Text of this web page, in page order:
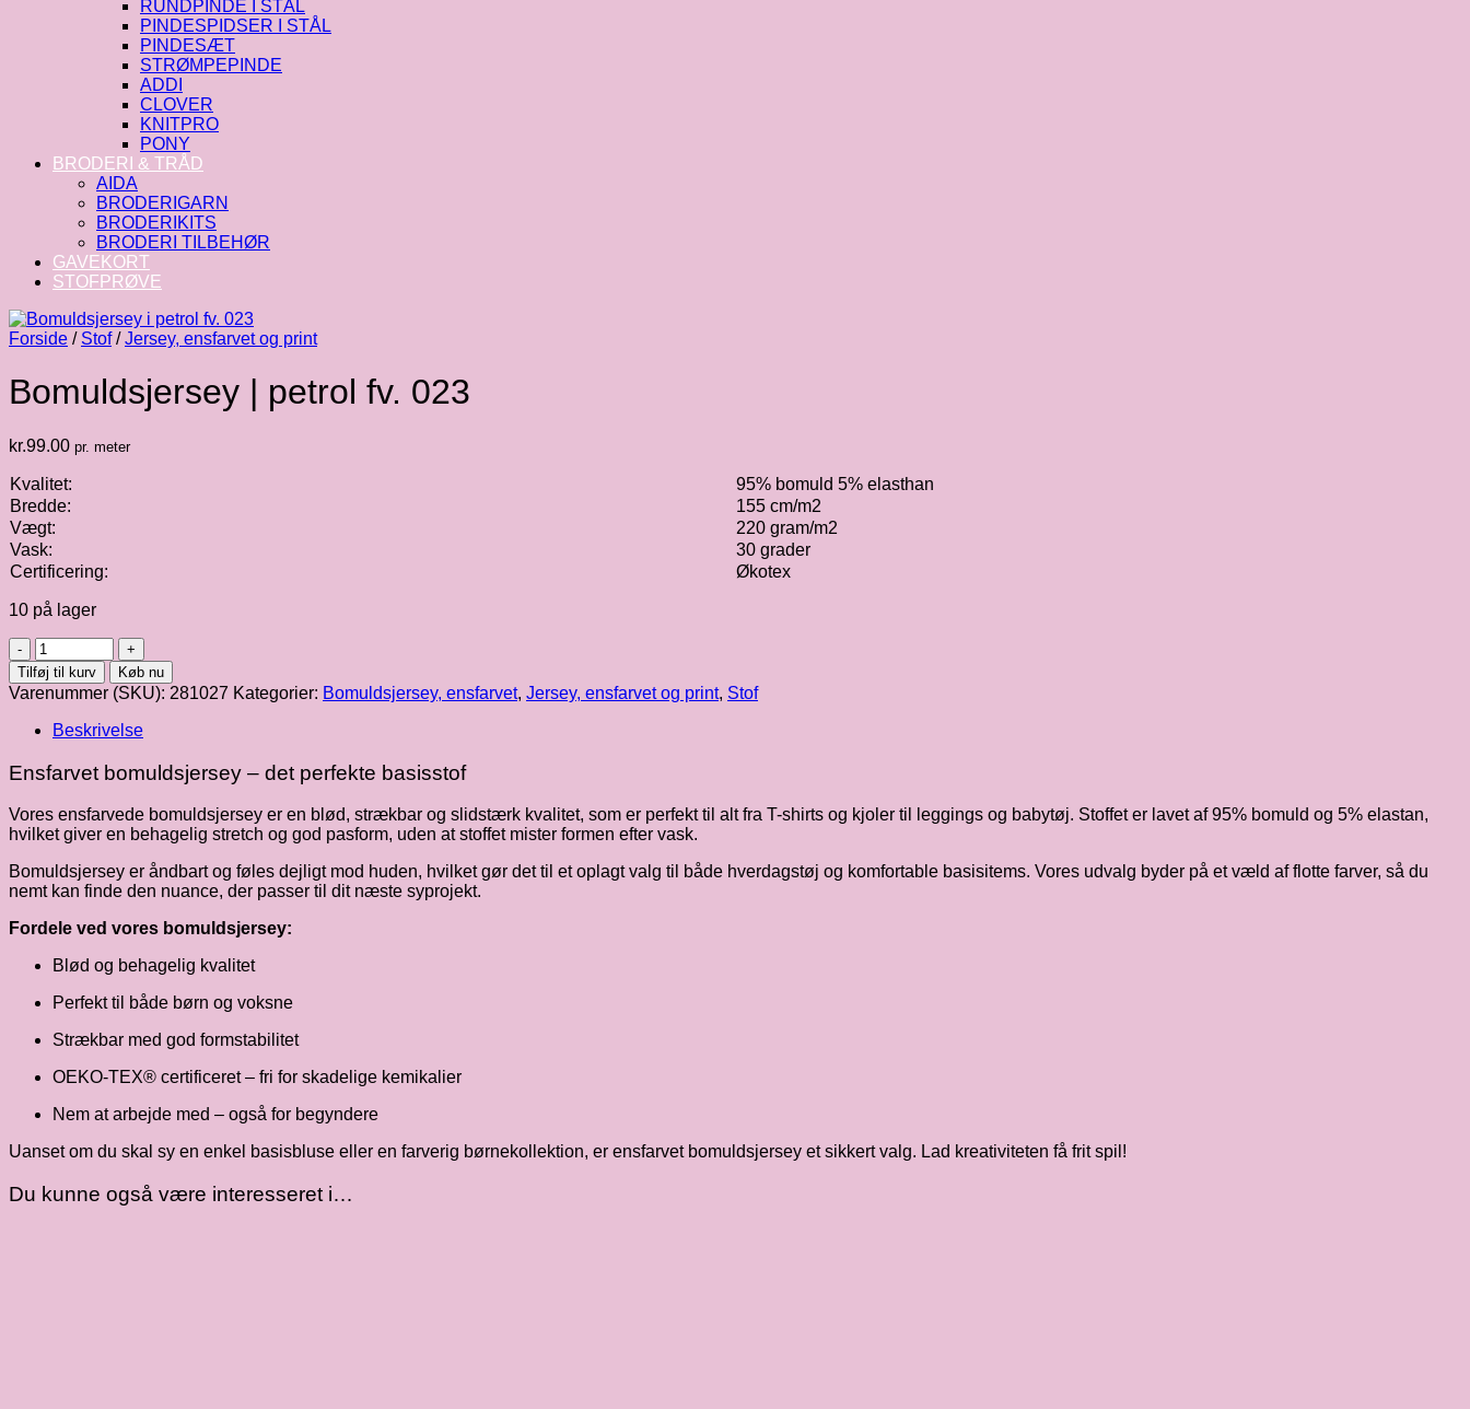
RUNDPINDE I STÅL
PINDESPIDSER I STÅL
PINDESÆT
STRØMPEPINDE
ADDI
CLOVER
KNITPRO
PONY
BRODERI & TRÅD
AIDA
BRODERIGARN
BRODERIKITS
BRODERI TILBEHØR
GAVEKORT
STOFPRØVE
Forside / Stof / Jersey, ensfarvet og print
Bomuldsjersey | petrol fv. 023
kr.99.00 pr. meter
Kvalitet:
95% bomuld 5% elasthan
Bredde:
155 cm/m2
Vægt:
220 gram/m2
Vask:
30 grader
Certificering:
Økotex
10 på lager
Bomuldsjersey
|
petrol
fv.
023
antal
Tilføj til kurv Køb nu
Varenummer (SKU): 281027 Kategorier: Bomuldsjersey, ensfarvet, Jersey, ensfarvet og print, Stof
Beskrivelse
Ensfarvet bomuldsjersey – det perfekte basisstof
Vores ensfarvede bomuldsjersey er en blød, strækbar og slidstærk kvalitet, som er perfekt til alt fra T-shirts og kjoler til leggings og babytøj. Stoffet er lavet af 95% bomuld og 5% elastan,
hvilket giver en behagelig stretch og god pasform, uden at stoffet mister formen efter vask.
Bomuldsjersey er åndbart og føles dejligt mod huden, hvilket gør det til et oplagt valg til både hverdagstøj og komfortable basisitems. Vores udvalg byder på et væld af flotte farver, så du
nemt kan finde den nuance, der passer til dit næste syprojekt.
Fordele ved vores bomuldsjersey:
Blød og behagelig kvalitet
Perfekt til både børn og voksne
Strækbar med god formstabilitet
OEKO-TEX® certificeret – fri for skadelige kemikalier
Nem at arbejde med – også for begyndere
Uanset om du skal sy en enkel basisbluse eller en farverig børnekollektion, er ensfarvet bomuldsjersey et sikkert valg. Lad kreativiteten få frit spil!
Du kunne også være interesseret i…